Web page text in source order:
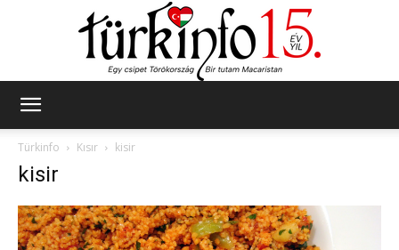
Türkinfo
Kısır kisir
kisir